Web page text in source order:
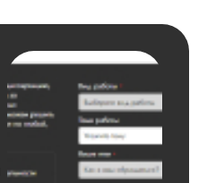
Вид работы:
диссертации
Дата:
По срокам
ВКР нормально, по
договору тоже
проблем никаких